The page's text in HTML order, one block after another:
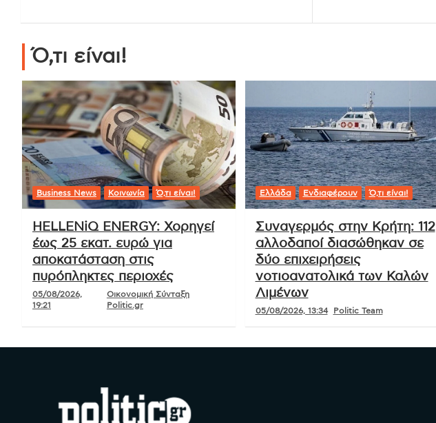
Ό,τι είναι!
Business News Κοινωνία Ό,τι είναι!
HELLENiQ ENERGY: Χορηγεί
έως 25 εκατ. ευρώ για
αποκατάσταση στις
πυρόπληκτες περιοχές
05/08/2026,
19:21
Οικονομική Σύνταξη
Politic.gr
Ελλάδα Ενδιαφέρουν Ό,τι είναι!
Συναγερμός στην Κρήτη: 112
αλλοδαποί διασώθηκαν σε
δύο επιχειρήσεις
νοτιοανατολικά των Καλών
Λιμένων
05/08/2026, 13:34 Politic Team